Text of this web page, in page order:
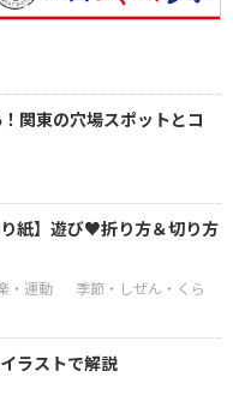
関東の穴場スポットとコ
紙】遊び♥折り方＆切り方
ラストで解説